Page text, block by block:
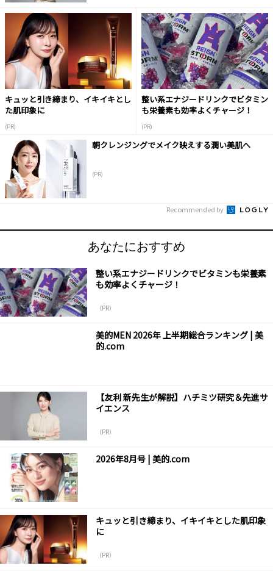
キュッと引き締まり、イキイキとし
た肌印象に
(PR)
整い系エナジードリンクでビタミン
も栄養素も効率よくチャージ！
(PR)
朝クレンジングでメイク映えする潤い美肌へ
(PR)
Recommended by
あなたにおすすめ
整い系エナジードリンクでビタミンも栄養素
も効率よくチャージ！
（PR）
美的MEN 2026年 上半期総合ランキング | 美
的.com
【友利 新先生が解説】ハチミツ研究＆先進サ
イエンス
（PR）
2026年8月号 | 美的.com
キュッと引き締まり、イキイキとした肌印象
に
（PR）